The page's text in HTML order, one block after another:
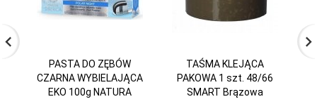
PASTA DO ZĘBÓW
CZARNA WYBIELAJĄCA
EKO 100g NATURA
TAŚMA KLEJĄCA
PAKOWA 1 szt. 48/66
SMART Brązowa